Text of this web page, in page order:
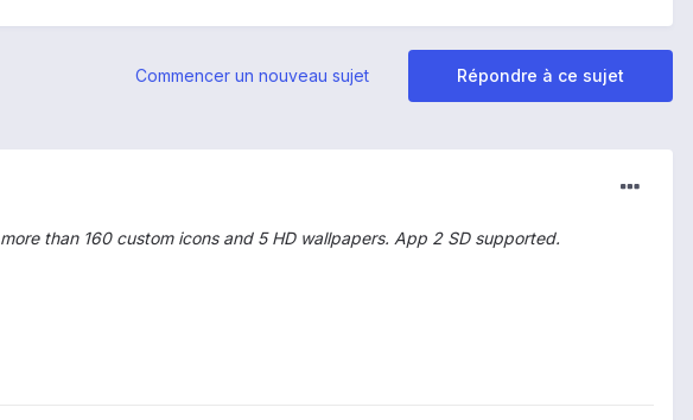
Répondre à ce sujet
Commencer un nouveau sujet
than 160 custom icons and 5 HD wallpapers. App 2 SD supported.